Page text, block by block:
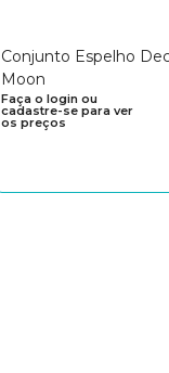
Conjunto Espelho
Moon
Faça o login ou
cadastre-se para ver
os preços